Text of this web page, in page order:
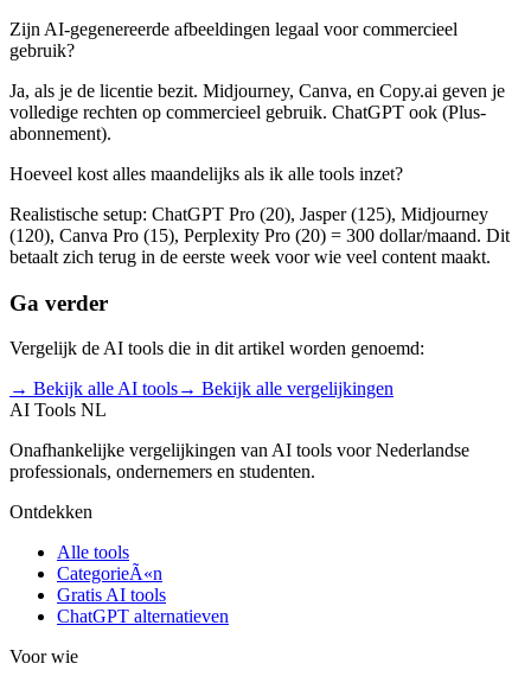
Zijn AI-gegenereerde afbeeldingen legaal voor commercieel
gebruik?
Ja, als je de licentie bezit. Midjourney, Canva, en Copy.ai geven je
volledige rechten op commercieel gebruik. ChatGPT ook (Plus-
abonnement).
Hoeveel kost alles maandelijks als ik alle tools inzet?
Realistische setup: ChatGPT Pro (20), Jasper (125), Midjourney
(120), Canva Pro (15), Perplexity Pro (20) = 300 dollar/maand. Dit
betaalt zich terug in de eerste week voor wie veel content maakt.
Ga verder
Vergelijk de AI tools die in dit artikel worden genoemd:
→ Bekijk alle AI tools→ Bekijk alle vergelijkingen
AI Tools NL
Onafhankelijke vergelijkingen van AI tools voor Nederlandse
professionals, ondernemers en studenten.
Ontdekken
Alle tools
CategorieÃ«n
Gratis AI tools
ChatGPT alternatieven
Voor wie